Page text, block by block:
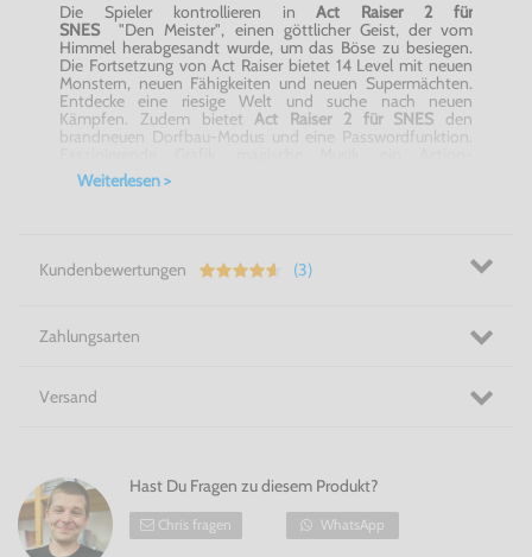
Die Spieler kontrollieren inAct Raiser2 für
SNES
"Den Meister", einen göttlicher Geist, der vom
Himmel herabgesandt wurde, um das Böse zu besiegen.
Die Fortsetzung von Act Raiserbietet 14 Level mit neuen
Monstern, neuen Fähigkeiten und neuen Supermächten.
Entdecke eine riesige Welt und suche nach neuen
Kämpfen. Zudem bietetAct Raiser2 für SNES den
brandneuen Dorfbau-Modus und eine Passwordfunktion.
Abenteuer aus der Welt der Monster - das alles in
Raiser2 für SNES
Weiterlesen >
Kundenbewertungen (3)
Zahlungsarten
Versand
Hast Du Fragen zu diesem Produkt?
Chris fragen WhatsApp